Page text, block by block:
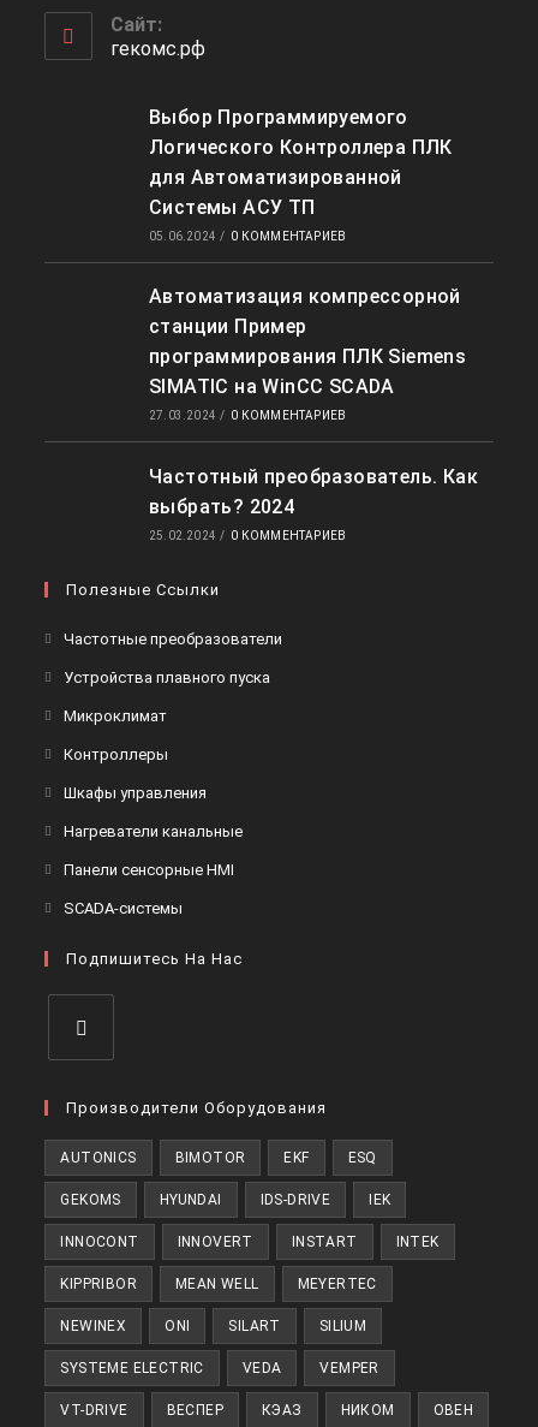
приложении
Сайт:
гекомс.рф
Выбор Программируемого
Логического Контроллера ПЛК
для Автоматизированной
Системы АСУ ТП
05.06.2024 / 0 КОММЕНТАРИЕВ
Автоматизация компрессорной
станции Пример
программирования ПЛК Siemens
SIMATIC на WinCC SCADA
27.03.2024 / 0 КОММЕНТАРИЕВ
Частотный преобразователь. Как
выбрать? 2024
25.02.2024 / 0 КОММЕНТАРИЕВ
Полезные Ссылки
Частотные преобразователи
Устройства плавного пуска
МикроклиматОткроется
вкладке
Контроллеры
вкладке
Шкафы управления
вкладке
Нагреватели канальныеОткроется
Панели сенсорные HMI
вкладке
SCADA-системы
новой
Подпишитесь На Нас
в
вкладке
Производители Оборудования
AUTONICS BIMOTOR EKF ESQ
GEKOMS HYUNDAI IDS-DRIVE IEK
INNOCONT INNOVERT INSTART INTEK
KIPPRIBOR MEAN WELL MEYERTEC
NEWINEX ONI SILART SILIUM
SYSTEME ELECTRIC VEDA VEMPER
VT-DRIVE ВЕСПЕР КЭАЗ НИКОМ ОВЕН